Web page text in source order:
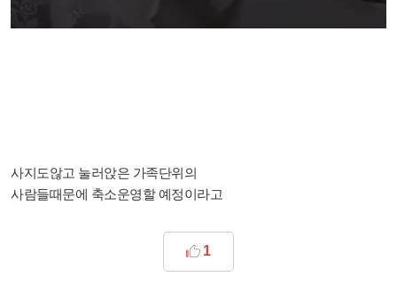
사지도않고 눌러앉은 가족단위의
사람들때문에 축소운영할 예정이라고
1